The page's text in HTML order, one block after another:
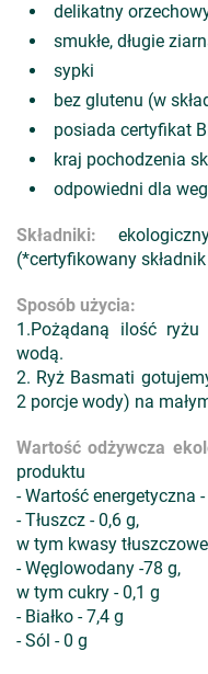
delikatny
smukłe, długie
sypki
bez glutenu (w
posiada certyfikat
kraj pochodzenia
odpowiedni dla
Składniki:
(*certyfikowany
Sposób użycia:
1.Pożądaną ilość
wodą.
2. Ryż Basmati
2 porcje wody) na
Wartość odżywcza
produktu
- Wartość energetyczna
- Tłuszcz - 0,6 g,
w tym kwasy
- Węglowodany -78 g,
w tym cukry - 0,1 g
- Białko - 7,4 g
- Sól - 0 g